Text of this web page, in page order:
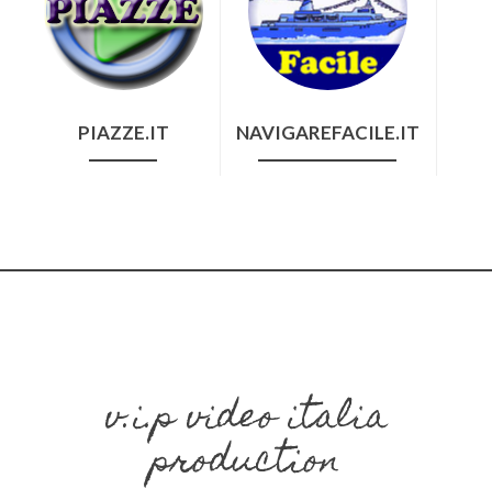
PIAZZE.IT NAVIGAREFACILE.IT
v.i.p video italia
production